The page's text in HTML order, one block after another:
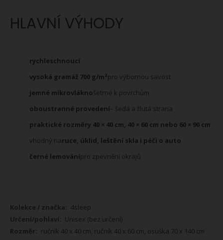
HLAVNÍ VÝHODY
rychleschnoucí
vysoká gramáž 700 g/m²pro výbornou savost
jemné mikrovláknošetrné k povrchům
oboustranné provedení– šedá a žlutá strana
praktické rozměry 40 × 40 cm, 40 × 60 cm nebo 60 × 90 cm
vhodný naruce, úklid, leštění skla i péči o auto
černé lemovánípro zpevnění okrajů
Více
informací
4sleep
Unisex (bez určení)
ručník 40 x 40 cm, ručník 40 x 60 cm, osuška 70 x 140 cm